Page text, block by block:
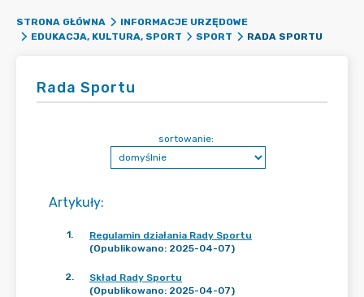
STRONA GŁÓWNA
INFORMACJE URZĘDOWE
EDUKACJA, KULTURA, SPORT
SPORT RADA SPORTU
Rada Sportu
Artykuły:
sortowanie:
1.
Regulamin działania Rady Sportu
(Opublikowano: 2025-04-07)
2.
Skład Rady Sportu
(Opublikowano: 2025-04-07)